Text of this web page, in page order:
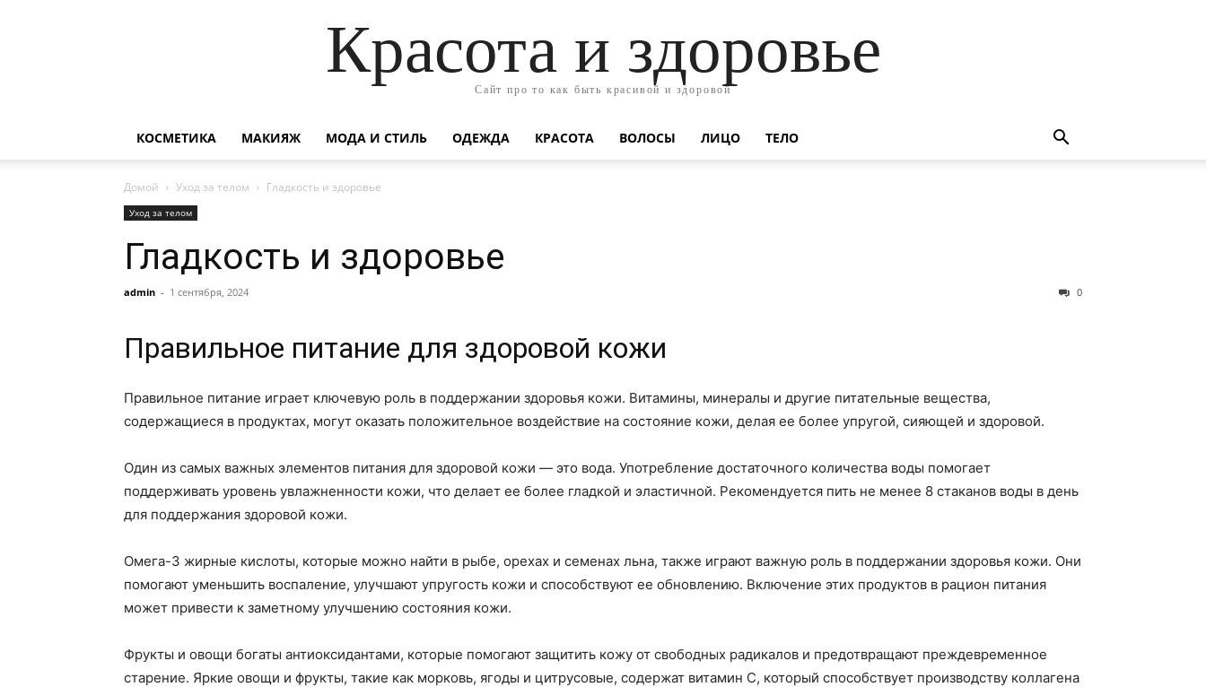
Красота и здоровье
Сайт про то как быть красивой и здоровой
КОСМЕТИКА МАКИЯЖ МОДА И СТИЛЬ ОДЕЖДА КРАСОТА ВОЛОСЫ ЛИЦО ТЕЛО
Домой Уход за телом Гладкость и здоровье
Уход за телом
Гладкость и здоровье
admin - 1 сентября, 2024 0
Правильное питание для здоровой кожи
Правильное питание играет ключевую роль в поддержании здоровья кожи. Витамины, минералы и другие питательные вещества,
содержащиеся в продуктах, могут оказать положительное воздействие на состояние кожи, делая ее более упругой, сияющей и здоровой.
Один из самых важных элементов питания для здоровой кожи — это вода. Употребление достаточного количества воды помогает
поддерживать уровень увлажненности кожи, что делает ее более гладкой и эластичной. Рекомендуется пить не менее 8 стаканов воды в день
для поддержания здоровой кожи.
Омега-3 жирные кислоты, которые можно найти в рыбе, орехах и семенах льна, также играют важную роль в поддержании здоровья кожи. Они
помогают уменьшить воспаление, улучшают упругость кожи и способствуют ее обновлению. Включение этих продуктов в рацион питания
может привести к заметному улучшению состояния кожи.
Фрукты и овощи богаты антиоксидантами, которые помогают защитить кожу от свободных радикалов и предотвращают преждевременное
старение. Яркие овощи и фрукты, такие как морковь, ягоды и цитрусовые, содержат витамин С, который способствует производству коллагена